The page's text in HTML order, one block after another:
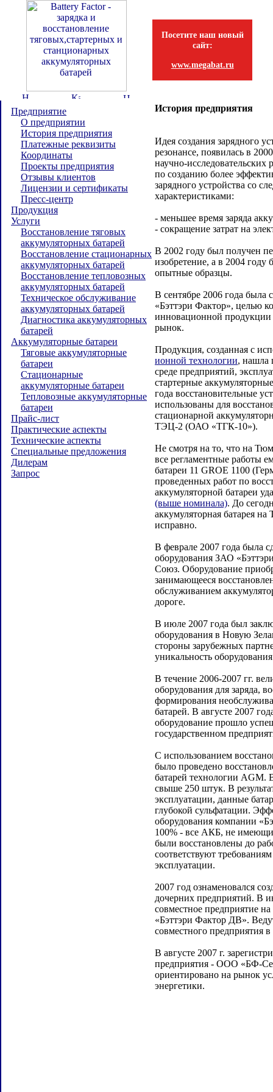
Посетите наш новый
сайт:
www.megabat.ru
Предприятие
О предприятии
История предприятия
Платежные реквизиты
Координаты
Проекты предприятия
Отзывы клиентов
Лицензии и сертификаты
Пресс-центр
Продукция
Услуги
Восстановление тяговых
аккумуляторных батарей
Восстановление стационарных
аккумуляторных батарей
Восстановление тепловозных
аккумуляторных батарей
Техническое обслуживание
аккумуляторных батарей
Диагностика аккумуляторных
батарей
Аккумуляторные батареи
Тяговые аккумуляторные
батареи
Стационарные
аккумуляторные батареи
Тепловозные аккумуляторные
батареи
Прайс-лист
Практические аспекты
Технические аспекты
Специальные предложения
Дилерам
Запрос
История предприятия
Идея создания зарядного
резонансе, появилась в
научно-исследовательских
по созданию более
зарядного устройства со
характеристиками:
- меньшее время заряда
- сокращение затрат на
В 2002 году был получен
изобретение, а в 2004
опытные образцы.
В сентябре 2006 года была
«Бэттэри Фактор», целью
инновационной
рынок.
Продукция, созданная с
ионной технологии, нашла
среде предприятий,
стартерные
года восстановительные
использованы для
стационарной
ТЭЦ-2 (ОАО «ТГК-10»).
Не смотря на то, что на
все регламентные работы
батареи 11 GROE 1100
проведенных работ по
аккумуляторной батареи
(выше номинала). До
аккумуляторная батарея
исправно.
В феврале 2007 года была
оборудования ЗАО
Союз. Оборудование
занимающееся
обслуживанием
дороге.
В июле 2007 года был
оборудования в Новую
стороны зарубежных
уникальность
В течение 2006-2007 гг.
оборудования для заряда,
формирования
батарей. В августе 2007
оборудование прошло
государственном
С использованием
было проведено
батарей технологии AGM.
свыше 250 штук. В
эксплуатации, данные
глубокой сульфатации.
оборудования компании
100% - все АКБ, не
были восстановлены до
соответствуют
эксплуатации.
2007 год ознаменовался
дочерних предприятий. В
совместное предприятие
«Бэттэри Фактор ДВ».
совместного предприятия
В августе 2007 г.
предприятия - ООО «БФ-
ориентировано на рынок
энергетики.